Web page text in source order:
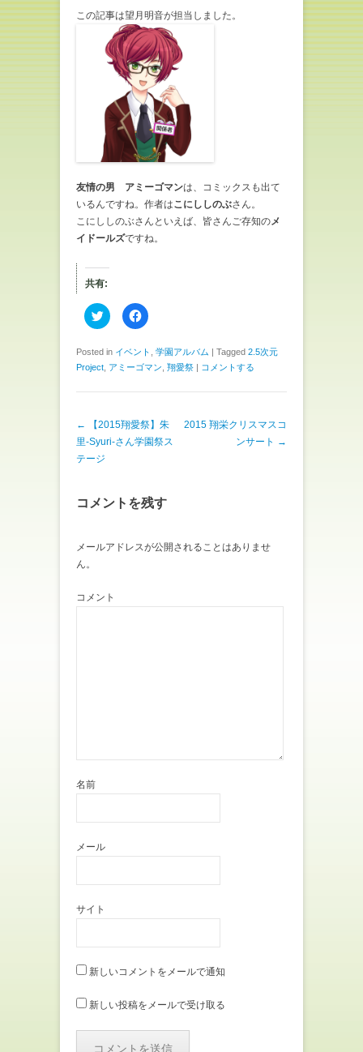
この記事は望月明音が担当しました。
友情の男 アミーゴマンは、コミックスも出て
いるんですね。作者はこにししのぶさん。
こにししのぶさんといえば、皆さんご存知のメ
イドールズですね。
共有:
ク
リ
し
て
T
i
e
r
で
共
い
ウ
ウ
す
)
F
a
b
o
o
で
す
る
に
は
し
て
い
ィ
Posted in イベント 学園アルバム Tagged 2.5次元
Project アミーゴマン 翔愛祭 コメントする
投稿ナビゲーション
←
【2015翔愛祭】朱
里-Syuri-さん学園祭ス
テージ
2015 翔栄クリスマスコ
ンサート →
コメントを残す
メールアドレスが公開されることはありませ
ん。
コメント
名前
メール
サイト
新しいコメントをメールで通知
新しい投稿をメールで受け取る